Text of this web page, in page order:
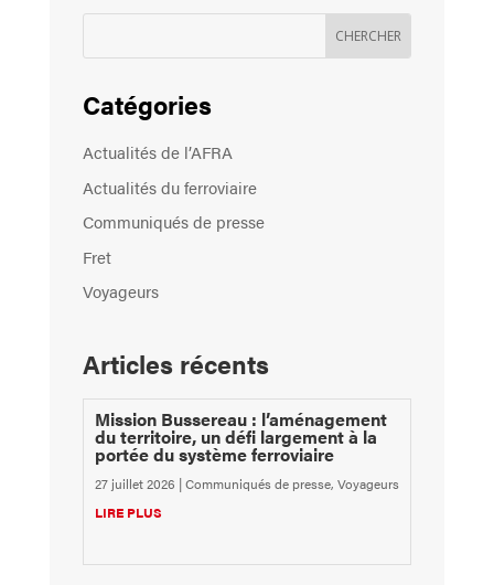
Catégories
Actualités de l’AFRA
Actualités du ferroviaire
Communiqués de presse
Fret
Voyageurs
Articles récents
Mission Bussereau : l’aménagement
du territoire, un défi largement à la
portée du système ferroviaire
27 juillet 2026 |Communiqués de presse, Voyageurs
LIRE PLUS